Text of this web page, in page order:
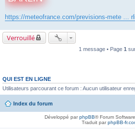
s
g
https://meteofrance.com/previsions-mete ...
Verrouillé
1 message • Page 1
QUI EST EN LIGNE
Utilisateurs parcourant ce forum : Aucun utilisateur
Index du forum
Développé parphpBB® Forum
Traduit parphpBB-